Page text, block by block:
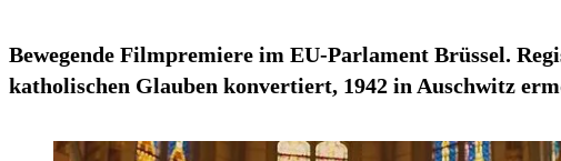
Bewegende Filmpremiere im EU-Parlament Brüssel.
katholischen Glauben konvertiert, 1942 in Auschwitz